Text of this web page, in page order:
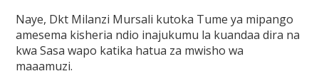
Naye, Dkt Milanzi Mursali kutoka Tume ya mipango
amesema kisheria ndio inajukumu la kuandaa dira na
kwa Sasa wapo katika hatua za mwisho wa
maaamuzi.